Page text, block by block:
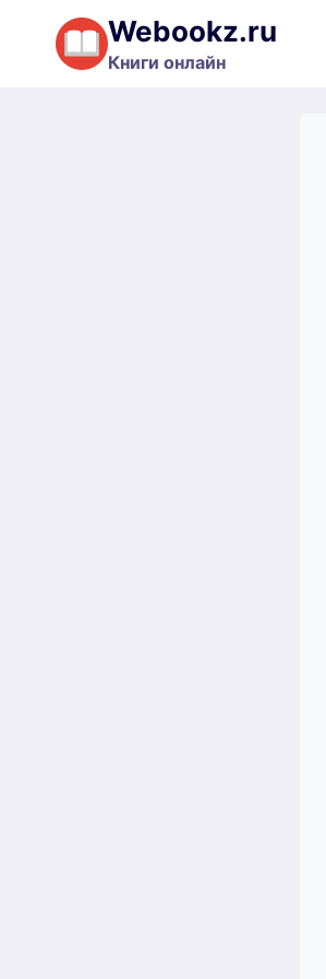
Перейти
содержимому
Webookz.ru
Книги онлайн